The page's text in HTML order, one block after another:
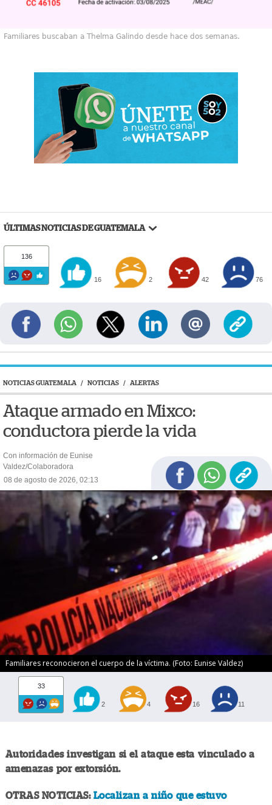
Familiares buscaban a Thelma Galindo desde hace dos semanas.
ÚLTIMAS NOTICIAS DE GUATEMALA
136
16 2 42 76
NOTICIAS GUATEMALA / NOTICIAS / ALERTAS
Ataque armado en Mixco:
conductora pierde la vida
Con información de Eunise
Valdez/Colaboradora
08 de agosto de 2026, 02:13
Familiares reconocieron el cuerpo de la víctima. (Foto: Eunise Valdez)
33
2 4 16 11
Autoridades investigan si el ataque esta vinculado a
amenazas por extorsión.
OTRAS NOTICIAS: Localizan a niño que estuvo